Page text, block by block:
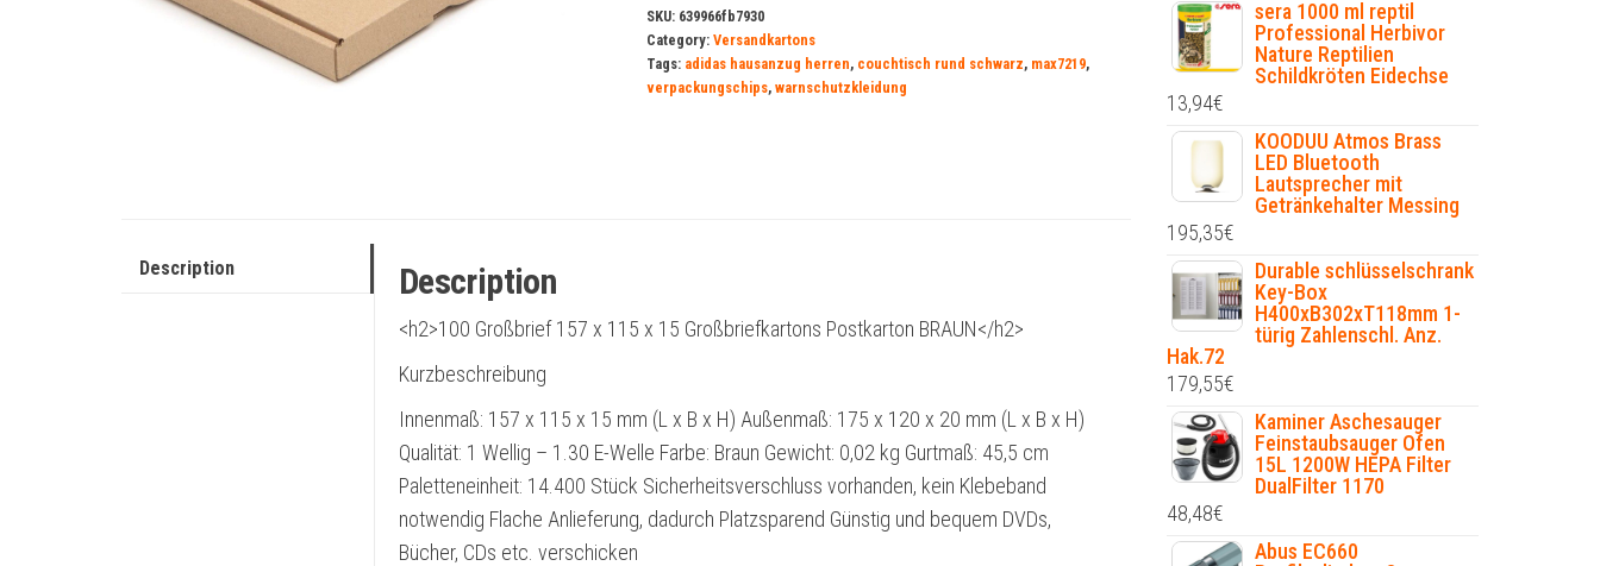
SKU: 639966fb7930
Category: Versandkartons
Tags: adidas hausanzug herren, couchtisch rund schwarz, max7219,
verpackungschips, warnschutzkleidung
Description Description
<h2>100 Großbrief 157 x 115 x 15 Großbriefkartons Postkarton BRAUN</h2>
Kurzbeschreibung
Innenmaß: 157 x 115 x 15 mm (L x B x H) Außenmaß: 175 x 120 x 20 mm (L x B x H)
Qualität: 1 Wellig – 1.30 E-Welle Farbe: Braun Gewicht: 0,02 kg Gurtmaß: 45,5 cm
Paletteneinheit: 14.400 Stück Sicherheitsverschluss vorhanden, kein Klebeband
notwendig Flache Anlieferung, dadurch Platzsparend Günstig und bequem DVDs,
Bücher, CDs etc. verschicken
sera 1000 ml reptil
Professional Herbivor
Nature Reptilien
Schildkröten Eidechse
13,94€
KOODUU Atmos Brass
LED Bluetooth
Lautsprecher mit
Getränkehalter Messing
195,35€
Durable schlüsselschrank
Key-Box
H400xB302xT118mm 1-
türig Zahlenschl. Anz.
Hak.72
179,55€
Kaminer Aschesauger
Feinstaubsauger Ofen
15L 1200W HEPA Filter
DualFilter 1170
48,48€
Abus EC660